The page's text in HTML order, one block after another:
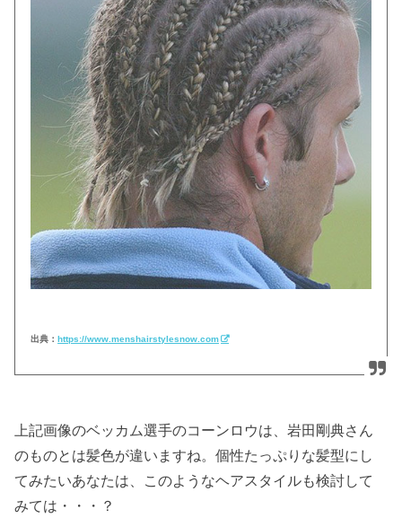
出典：https://www.menshairstylesnow.com
上記画像のベッカム選手のコーンロウは、岩田剛典さん
のものとは髪色が違いますね。個性たっぷりな髪型にし
てみたいあなたは、このようなヘアスタイルも検討して
みては・・・？